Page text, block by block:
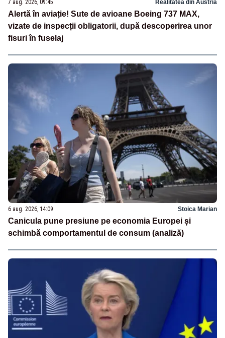
7 aug. 2026, 09:45 Realitatea din Austria
Alertă în aviație! Sute de avioane Boeing 737 MAX,
vizate de inspecții obligatorii, după descoperirea unor
fisuri în fuselaj
6 aug. 2026, 14:09 Stoica Marian
Canicula pune presiune pe economia Europei și
schimbă comportamentul de consum (analiză)